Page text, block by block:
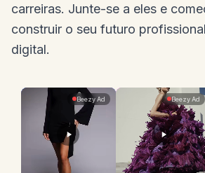
carreiras. Junte-se a eles e
construir o seu futuro
digital.